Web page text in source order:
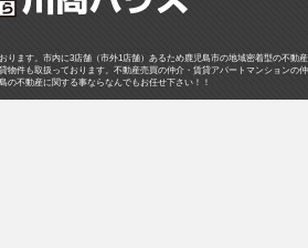
ります。市内に3店舗（市外1店舗）あるため鹿児島市の地域密着型の不動産
物件も取扱っております。不動産売買の仲介・賃貸アパートマンションの仲
の不動産に関する事ならなんでもお任せ下さい！！